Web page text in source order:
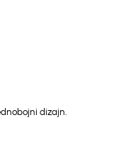
dizajn.